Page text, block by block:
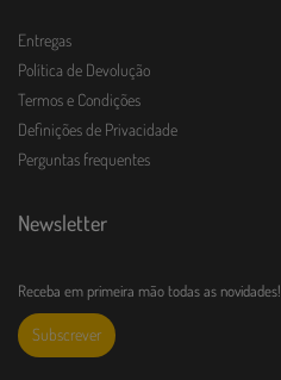
Entregas
Política de Devolução
Termos e Condições
Definições de Privacidade
Perguntas frequentes
Newsletter
Receba em primeira mão todas as novidades!
Subscrever